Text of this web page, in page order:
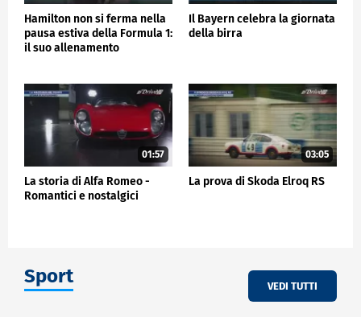
Hamilton non si ferma nella
pausa estiva della Formula 1:
il suo allenamento
Il Bayern celebra la giornata
della birra
01:57
La storia di Alfa Romeo -
Romantici e nostalgici
03:05
La prova di Skoda Elroq RS
Sport VEDI TUTTI